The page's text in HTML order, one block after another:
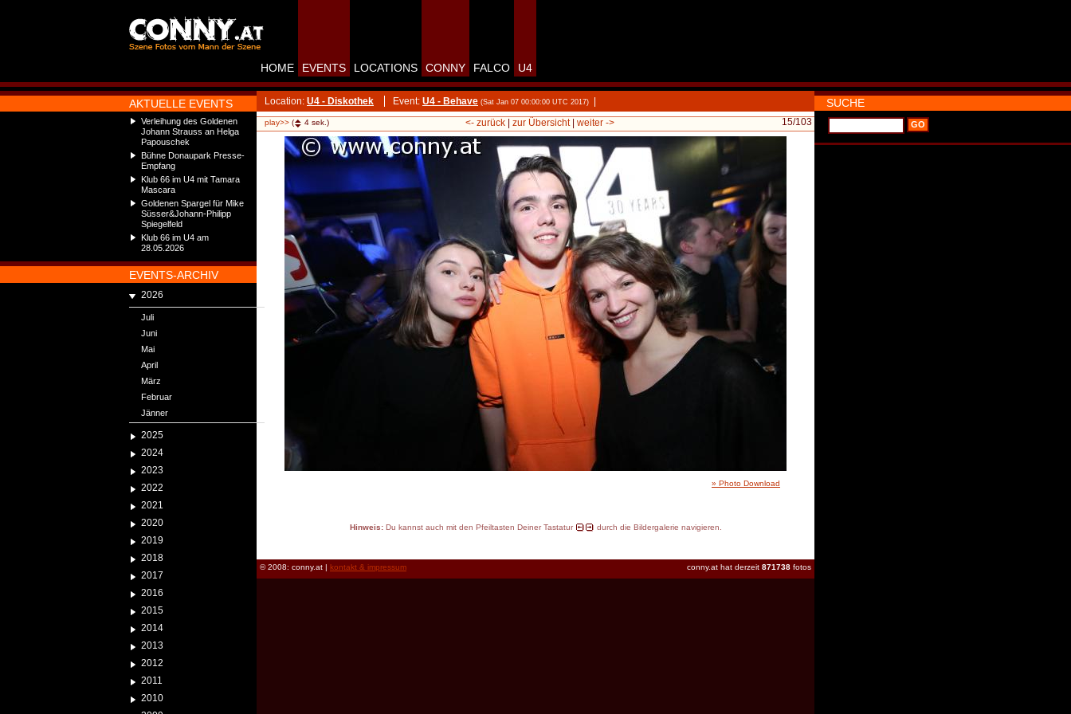
AKTUELLE EVENTS
Verleihung des Goldenen
Johann Strauss an Helga
Papouschek
Bühne Donaupark Presse-
Empfang
Klub 66 im U4 mit Tamara
Mascara
Goldenen Spargel für Mike
Süsser&Johann-Philipp
Spiegelfeld
Klub 66 im U4 am
28.05.2026
EVENTS-ARCHIV
2026
Juli
Juni
Mai
April
März
Februar
Jänner
2025
2024
2023
2022
2021
2020
2019
2018
2017
2016
2015
2014
2013
2012
2011
2010
HOME EVENTS LOCATIONS CONNY FALCO U4
Location: U4 - Diskothek Event: U4 - Behave (Sat Jan 07 00:00:00 UTC 2017)
play>> ( 4 sek.) 15/103
<- zurück| zur Übersicht| weiter ->
» Photo Download
Hinweis:Du kannst auch mit den Pfeiltasten Deiner Tastatur durch die Bildergalerie navigieren.
conny.at hat derzeit 871738 fotos
© 2008: conny.at | kontakt & impressum
SUCHE